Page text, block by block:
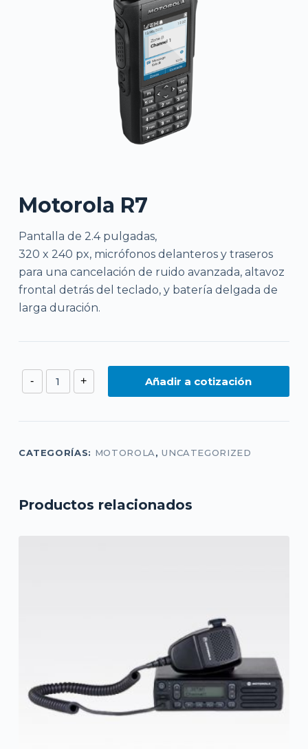
Motorola R7
Pantalla de 2.4 pulgadas,
320 x 240 px, micrófonos delanteros y traseros
para una cancelación de ruido avanzada, altavoz
frontal detrás del teclado, y batería delgada de
larga duración.
-
Motorola
R7
+ Añadir a cotización
CATEGORÍAS: MOTOROLA,UNCATEGORIZED
Productos relacionados